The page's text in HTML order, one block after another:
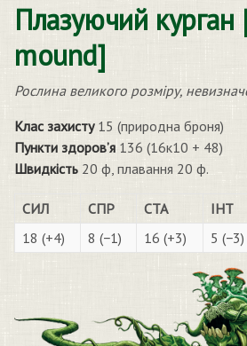
Плазуючий
mound]
Рослина великого розміру,
Клас захисту15 (природна броня)
Пункти здоров’я 136 (16к10 + 48)
Швидкість 20 ф, плавання 20 ф.
СИЛ СПР СТА ІНТ
18 (+4)
8 (−1) 16 (+3) 5 (−3)